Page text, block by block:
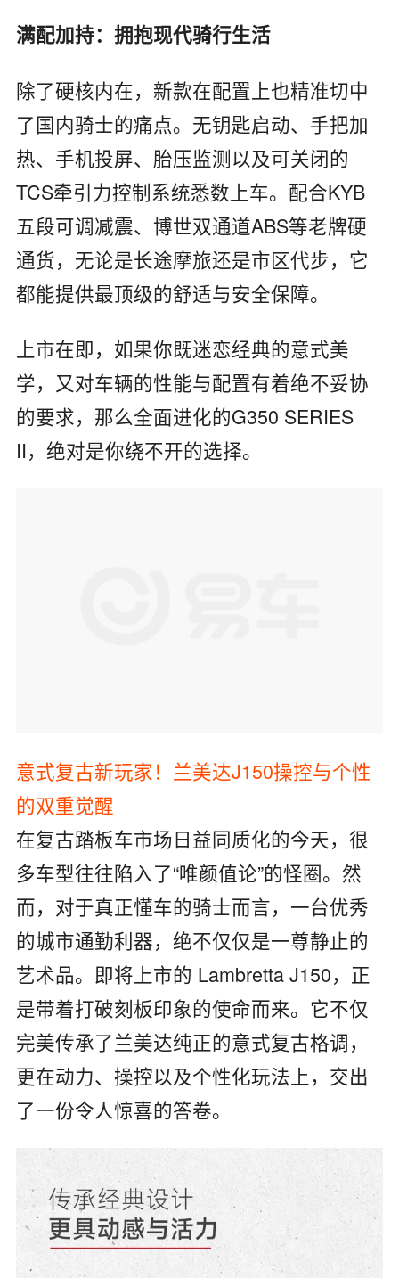
满配加持：拥抱现代骑行生活
除了硬核内在，新款在配置上也精准切中
了国内骑士的痛点。无钥匙启动、手把加
热、手机投屏、胎压监测以及可关闭的
TCS牵引力控制系统悉数上车。配合KYB
五段可调减震、博世双通道ABS等老牌硬
通货，无论是长途摩旅还是市区代步，它
都能提供最顶级的舒适与安全保障。
上市在即，如果你既迷恋经典的意式美
学，又对车辆的性能与配置有着绝不妥协
的要求，那么全面进化的G350 SERIES
II，绝对是你绕不开的选择。
意式复古新玩家！兰美达J150操控与个性
的双重觉醒
在复古踏板车市场日益同质化的今天，很
多车型往往陷入了“唯颜值论”的怪圈。然
而，对于真正懂车的骑士而言，一台优秀
的城市通勤利器，绝不仅仅是一尊静止的
艺术品。即将上市的 Lambretta J150，正
是带着打破刻板印象的使命而来。它不仅
完美传承了兰美达纯正的意式复古格调，
更在动力、操控以及个性化玩法上，交出
了一份令人惊喜的答卷。